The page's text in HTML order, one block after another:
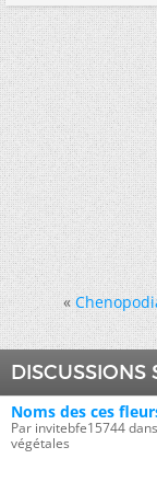
«
DISCUSSIONS
Noms des ces
Par invitebfe15744
végétales